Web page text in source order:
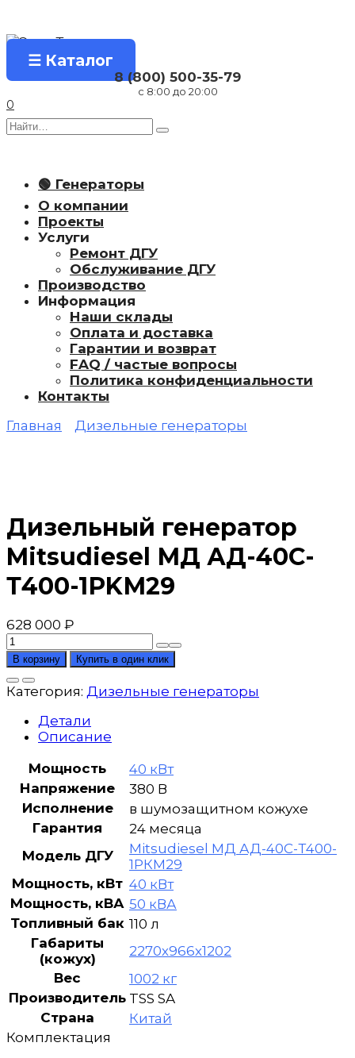
содержанию
☰ Каталог
8 (800) 500-35-79
с 8:00 до 20:00
0
Search
for:
🟢 Генераторы
О компании
Проекты
Услуги
Ремонт ДГУ
Обслуживание ДГУ
Производство
Информация
Наши склады
Оплата и доставка
Гарантии и возврат
FAQ / частые вопросы
Политика конфиденциальности
Контакты
Главная
Дизельные генераторы
Дизельный генератор
Mitsudiesel МД АД-40С-
Т400-1РKМ29
628 000 ₽
Количество
товара
Дизельный
генератор
Mitsudiesel
МД
АД-40С-
1РKМ29
В корзину Купить в один клик
Категория: Дизельные генераторы
Детали
Описание
Мощность
40 кВт
Напряжение
380 В
Исполнение
в шумозащитном кожухе
Гарантия
24 месяца
Модель ДГУ
Mitsudiesel МД АД-40С-Т400-
1РКМ29
Мощность, кВт 40 кВт
Мощность, кВА 50 кВА
Топливный бак 110 л
Габариты
(кожух)
2270х966х1202
Вес
1002 кг
Производитель TSS SA
Страна
Китай
Комплектация